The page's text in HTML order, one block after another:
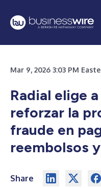
Mar 9, 2026 3:03 PM
Radial elige
reforzar la
fraude en
reembolsos
Share